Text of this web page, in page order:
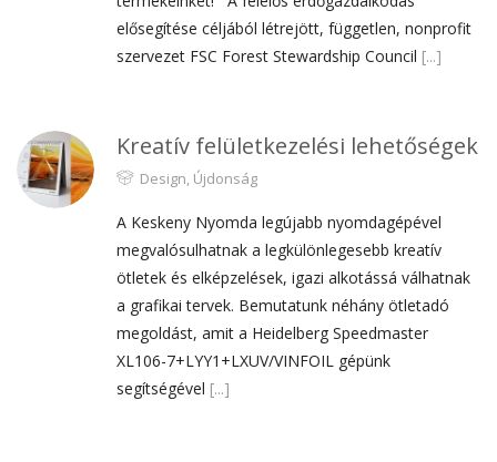
elősegítése céljából létrejött, független, nonprofit
szervezet FSC Forest Stewardship Council [...]
Kreatív felületkezelési lehetőségek
Design, Újdonság
A Keskeny Nyomda legújabb nyomdagépével
megvalósulhatnak a legkülönlegesebb kreatív
ötletek és elképzelések, igazi alkotássá válhatnak
a grafikai tervek. Bemutatunk néhány ötletadó
megoldást, amit a Heidelberg Speedmaster
XL106-7+LYY1+LXUV/VINFOIL gépünk
segítségével [...]